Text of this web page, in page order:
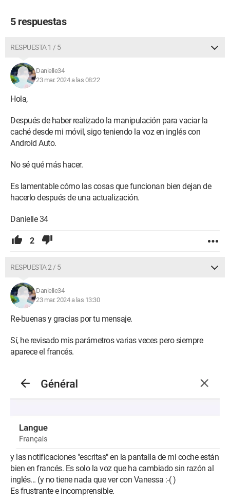
5 respuestas
RESPUESTA 1 / 5
Danielle34
23 mar. 2024 a las 08:22
Hola,
Después de haber realizado la manipulación para vaciar la
caché desde mi móvil, sigo teniendo la voz en inglés con
Android Auto.
No sé qué más hacer.
Es lamentable cómo las cosas que funcionan bien dejan de
hacerlo después de una actualización.
Danielle 34
2
RESPUESTA 2 / 5
Danielle34
23 mar. 2024 a las 13:30
Re-buenas y gracias por tu mensaje.
Sí, he revisado mis parámetros varias veces pero siempre
aparece el francés.
y las notificaciones "escritas" en la pantalla de mi coche están
bien en francés. Es solo la voz que ha cambiado sin razón al
inglés... (y no tiene nada que ver con Vanessa :-( )
Es frustrante e incomprensible.